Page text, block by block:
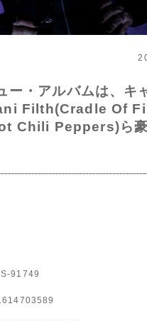
・アルバムは、キ
Filth(Cradle Of
Peppers)ら豪
91749